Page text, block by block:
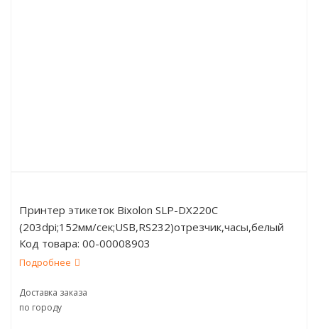
Принтер этикеток Bixolon SLP-DX220C
(203dpi;152мм/сек;USB,RS232)отрезчик,часы,белый
Код товара: 00-00008903
Подробнее
Доставка заказа
по городу